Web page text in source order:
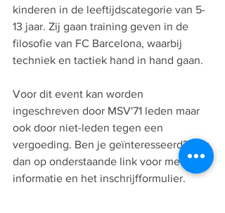
kinderen in de leeftijdscategorie van 5-
13 jaar. Zij gaan training geven in de
filosofie van FC Barcelona, waarbij
techniek en tactiek hand in hand gaan.
Voor dit event kan worden
ingeschreven door MSV'71 leden maar
ook door niet-leden tegen een
vergoeding. Ben je geïnteresseerd? Klik
dan op onderstaande link voor meer
informatie en het inschrijfformulier.